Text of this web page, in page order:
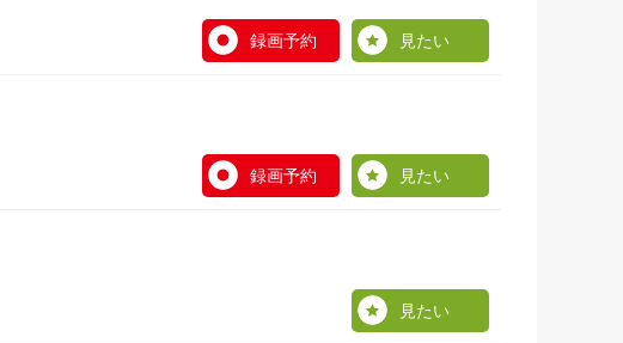
録画予約 見たい
録画予約 見たい
見たい